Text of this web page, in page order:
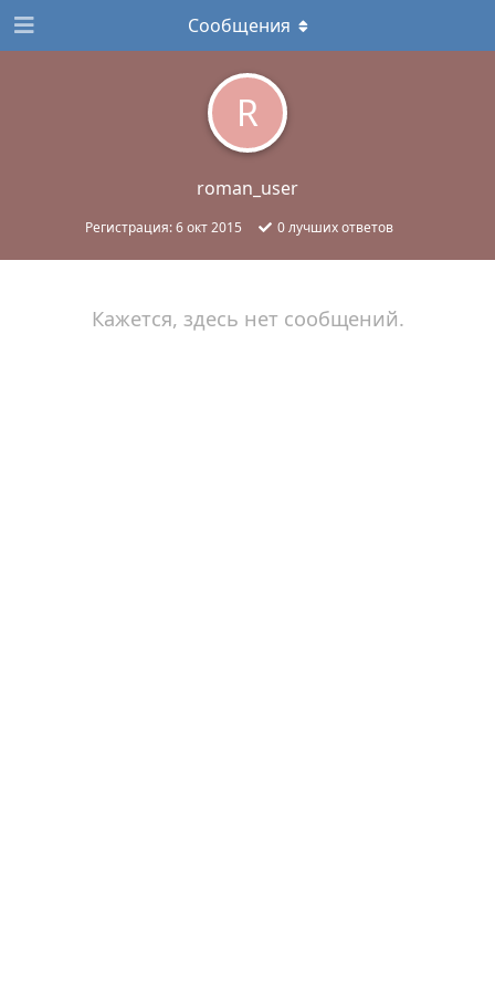
R
roman_user
Регистрация:6 окт 2015 0лучших ответов
Сообщения
Кажется, здесь нет сообщений.